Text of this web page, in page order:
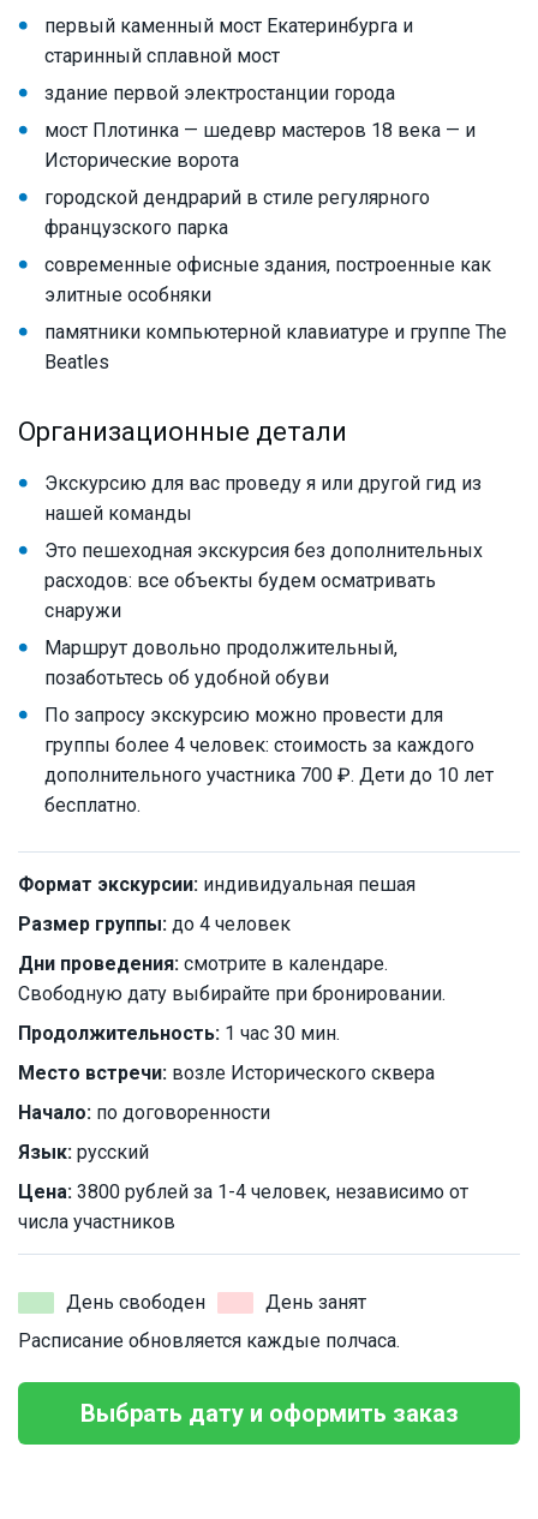
первый каменный мост Екатеринбурга и
старинный сплавной мост
здание первой электростанции города
мост Плотинка — шедевр мастеров 18 века — и
Исторические ворота
городской дендрарий в стиле регулярного
французского парка
современные офисные здания, построенные как
элитные особняки
памятники компьютерной клавиатуре и группе The
Beatles
Организационные детали
Экскурсию для вас проведу я или другой гид из
нашей команды
Это пешеходная экскурсия без дополнительных
расходов: все объекты будем осматривать
снаружи
Маршрут довольно продолжительный,
позаботьтесь об удобной обуви
По запросу экскурсию можно провести для
группы более 4 человек: стоимость за каждого
дополнительного участника 700 ₽. Дети до 10 лет
бесплатно.
Формат экскурсии: индивидуальная пешая
Размер группы: до 4 человек
Дни проведения: смотрите в календаре.
Свободную дату выбирайте при бронировании.
Продолжительность: 1 час 30 мин.
Место встречи: возле Исторического сквера
Начало: по договоренности
Язык: русский
Цена: 3800 рублей за 1-4 человек, независимо от
числа участников
День свободен
День занят
Расписание обновляется каждые полчаса.
Выбрать дату и оформить заказ